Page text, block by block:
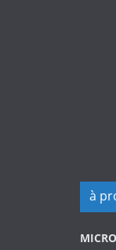
à